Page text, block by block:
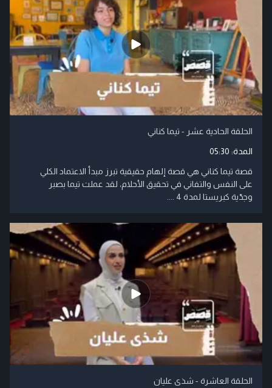
الحلقة الحادية عشر - تيما كناني
المدة: 05:30
قصة تيما كناني هي قصة إلهام حقيقية تبرز مبدأ الاعتماد الكلي
على النفس والتفاني في تحقيق الأحلام، لقد عملت تيما بصبر
وجدّية كبريستا لمدة 4 ....
الحلقة العاشرة - شذى عليان